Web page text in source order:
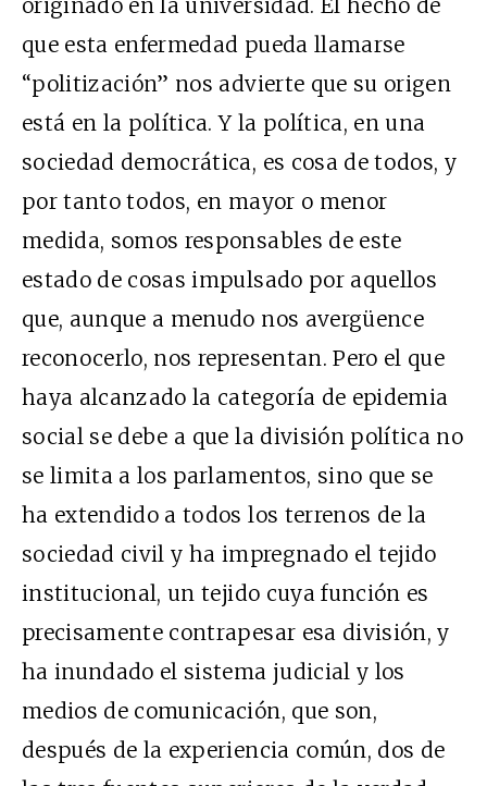
originado en la universidad. El hecho de
que esta enfermedad pueda llamarse
“politización” nos advierte que su origen
está en la política. Y la política, en una
sociedad democrática, es cosa de todos, y
por tanto todos, en mayor o menor
medida, somos responsables de este
estado de cosas impulsado por aquellos
que, aunque a menudo nos avergüence
reconocerlo, nos representan. Pero el que
haya alcanzado la categoría de epidemia
social se debe a que la división política no
se limita a los parlamentos, sino que se
ha extendido a todos los terrenos de la
sociedad civil y ha impregnado el tejido
institucional, un tejido cuya función es
precisamente contrapesar esa división, y
ha inundado el sistema judicial y los
medios de comunicación, que son,
después de la experiencia común, dos de